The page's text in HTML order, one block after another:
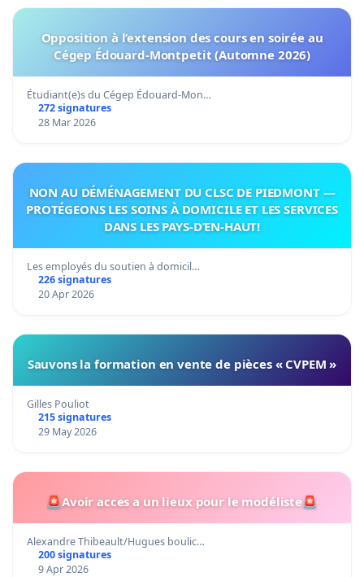
Opposition à l’extension des cours en soirée au
Cégep Édouard-Montpetit (Automne 2026)
Étudiant(e)s du Cégep Édouard-Mon…
272 signatures
28 Mar 2026
NON AU DÉMÉNAGEMENT DU CLSC DE PIEDMONT —
PROTÉGEONS LES SOINS À DOMICILE ET LES SERVICES
DANS LES PAYS-D’EN-HAUT!
Les employés du soutien à domicil…
226 signatures
20 Apr 2026
Sauvons la formation en vente de pièces « CVPEM »
Gilles Pouliot
215 signatures
29 May 2026
🚨Avoir acces a un lieux pour le modéliste🚨
Alexandre Thibeault/Hugues boulic…
200 signatures
9 Apr 2026